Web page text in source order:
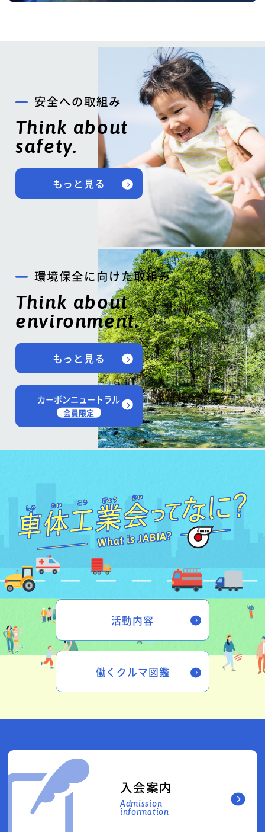
安全への取組み
Think about
safety.
もっと見る
環境保全に向けた取組み
Think about
environment.
もっと見る
カーボンニュートラル
会員限定
活動内容
働くクルマ図鑑
入会案内
Admission
information